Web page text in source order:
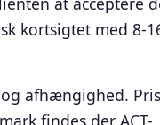
kortsigtet med 8-
og afhængighed.
findes der ACT-